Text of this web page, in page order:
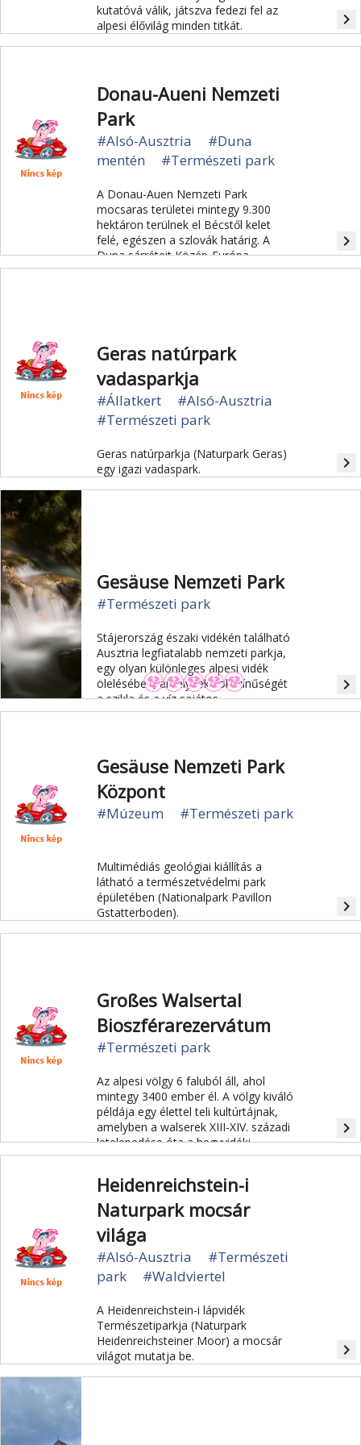
kutatóvá válik, játszva fedezi fel az
alpesi élővilág minden titkát.
navigate_next
Donau-Aueni Nemzeti
Park
#Alsó-Ausztria
#Duna
mentén
#Természeti park
A Donau-Auen Nemzeti Park
mocsaras területei mintegy 9.300
hektáron terülnek el Bécstől kelet
felé, egészen a szlovák határig. A
Duna sárréteit Közép-Európa
legnagyobb folyammelléki erdejében
navigate_next
Geras natúrpark
vadasparkja
#Állatkert
#Alsó-Ausztria
#Természeti park
Geras natúrparkja (Naturpark Geras)
egy igazi vadaspark.
navigate_next
Gesäuse Nemzeti Park
#Természeti park
Stájerország északi vidékén található
Ausztria legfiatalabb nemzeti parkja,
egy olyan különleges alpesi vidék
ölelésében, amelynek sokszínűségét
a szikla és a víz sajátos
kölcsönhatása adja.
navigate_next
Gesäuse Nemzeti Park
Központ
#Múzeum #Természeti park
Multimédiás geológiai kiállítás a
látható a természetvédelmi park
épületében (Nationalpark Pavillon
Gstatterboden).
navigate_next
Großes Walsertal
Bioszférarezervátum
#Természeti park
Az alpesi völgy 6 faluból áll, ahol
mintegy 3400 ember él. A völgy kiváló
példája egy élettel teli kultúrtájnak,
amelyben a walserek XIII-XIV. századi
letelepedése óta a hegyvidéki
mezőgazdaság, a legeltetés és a
kifejezetten modern rendszere alakult
ki.
navigate_next
Heidenreichstein-i
Naturpark mocsár
világa
#Alsó-Ausztria
#Természeti
park
#Waldviertel
A Heidenreichstein-i lápvidék
Természetiparkja (Naturpark
Heidenreichsteiner Moor) a mocsár
világot mutatja be.
navigate_next